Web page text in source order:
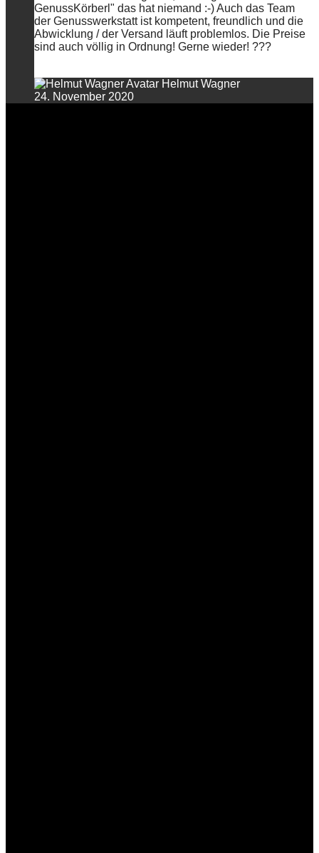
GenussKörberl" das hat niemand :-) Auch das Team
der Genusswerkstatt ist kompetent, freundlich und die
Abwicklung / der Versand läuft problemlos. Die Preise
sind auch völlig in Ordnung! Gerne wieder! ???
Helmut Wagner
24. November 2020